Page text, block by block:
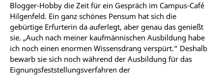
Blogger-Hobby die Zeit für ein Gespräch im Campus-Café
Hilgenfeld. Ein ganz schönes Pensum hat sich die
gebürtige Erfurterin da auferlegt, aber genau das genießt
sie. „Auch nach meiner kaufmännischen Ausbildung habe
ich noch einen enormen Wissensdrang verspürt.“ Deshalb
bewarb sie sich noch während der Ausbildung für das
Eignungsfeststellungsverfahren der